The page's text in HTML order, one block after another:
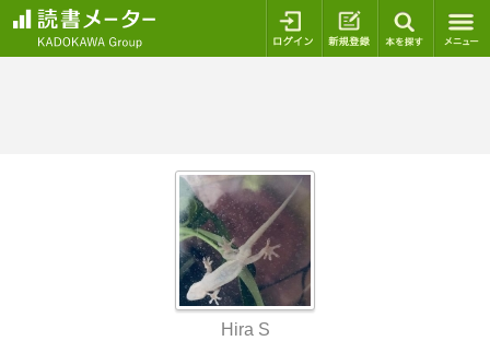
ログイン 新規登録
Hira S